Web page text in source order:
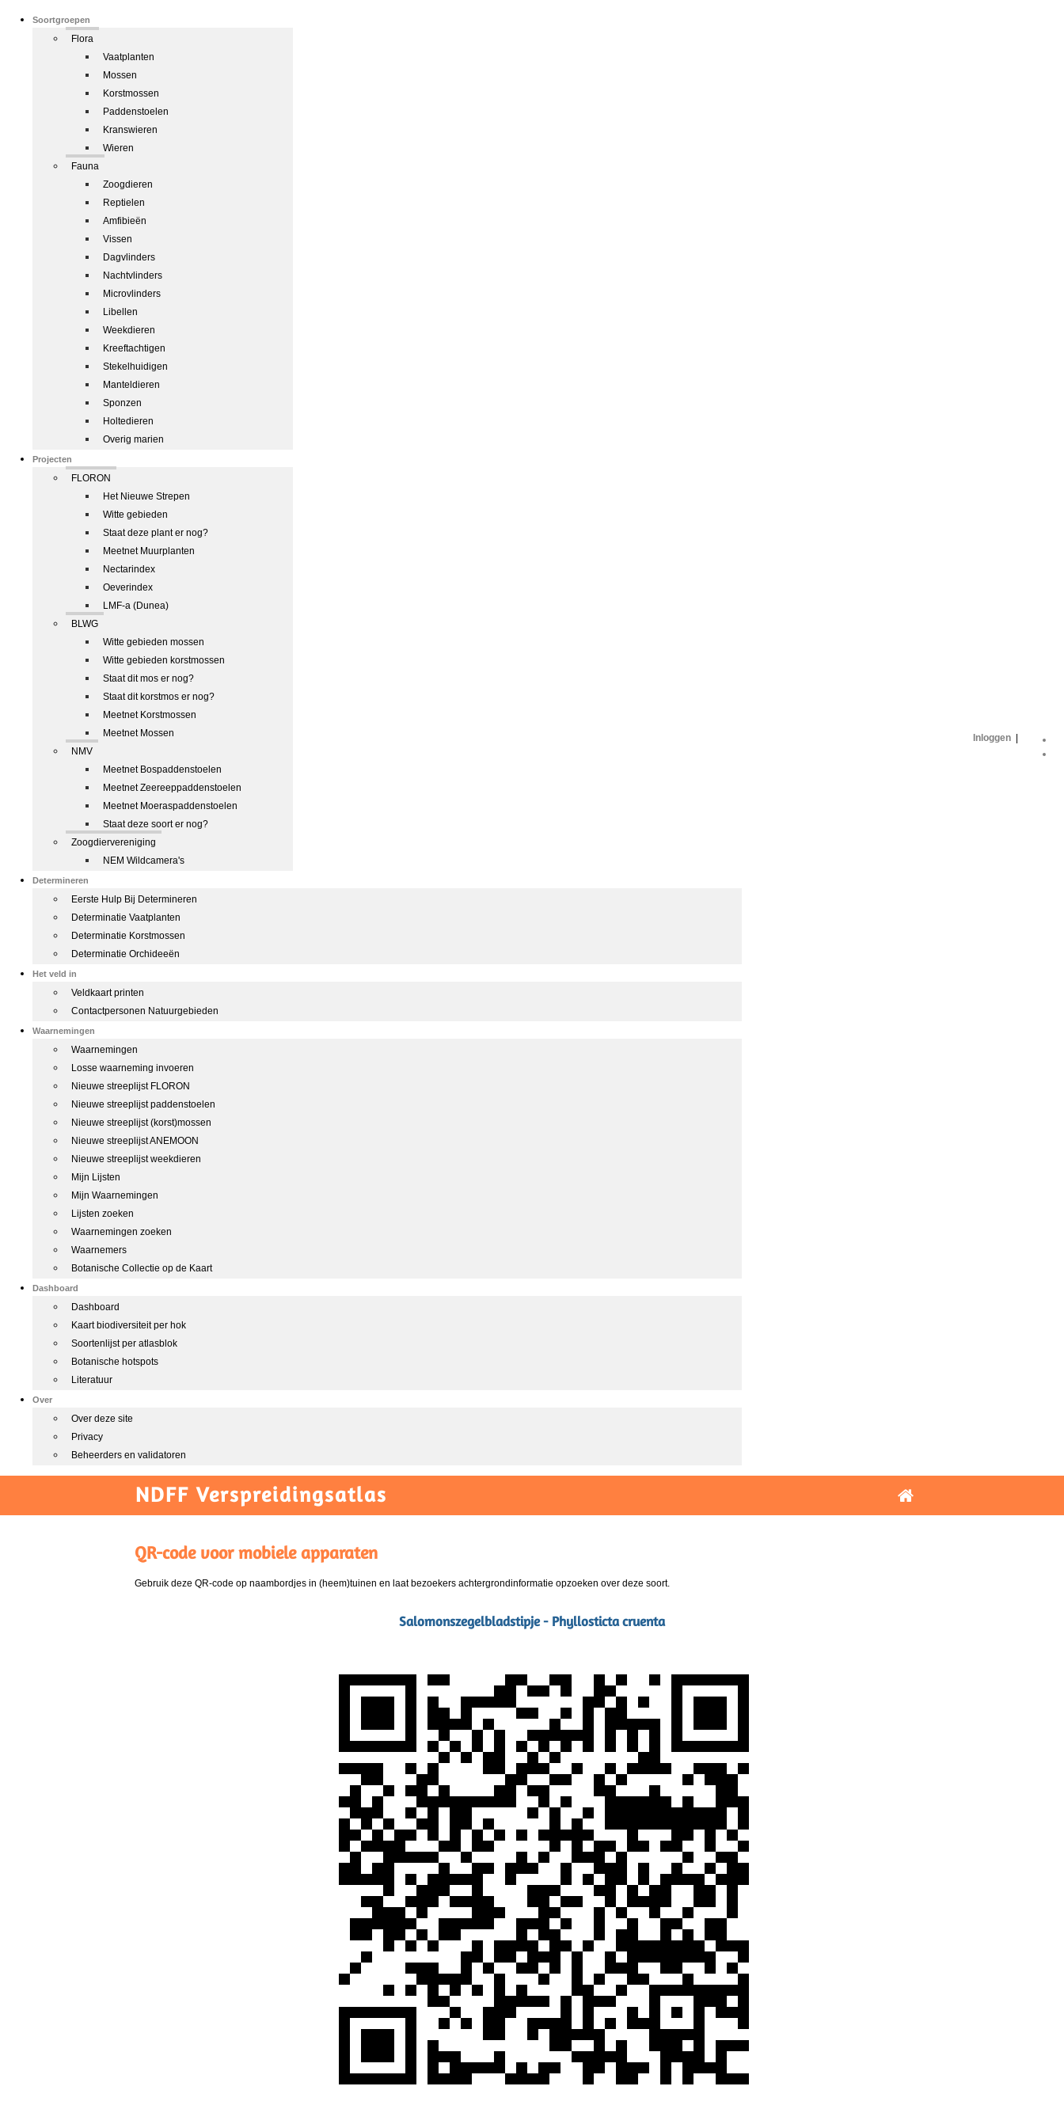
Soortgroepen
Flora
Vaatplanten
Mossen
Korstmossen
Paddenstoelen
Kranswieren
Wieren
Fauna
Zoogdieren
Reptielen
Amfibieën
Vissen
Dagvlinders
Nachtvlinders
Microvlinders
Libellen
Weekdieren
Kreeftachtigen
Stekelhuidigen
Manteldieren
Sponzen
Holtedieren
Overig marien
Projecten
FLORON
Het Nieuwe Strepen
Witte gebieden
Staat deze plant er nog?
Meetnet Muurplanten
Nectarindex
Oeverindex
LMF-a (Dunea)
BLWG
Witte gebieden mossen
Witte gebieden korstmossen
Staat dit mos er nog?
Staat dit korstmos er nog?
Meetnet Korstmossen
Meetnet Mossen
NMV
Meetnet Bospaddenstoelen
Meetnet Zeereeppaddenstoelen
Meetnet Moeraspaddenstoelen
Staat deze soort er nog?
Zoogdiervereniging
NEM Wildcamera's
Determineren
Eerste Hulp Bij Determineren
Determinatie Vaatplanten
Determinatie Korstmossen
Determinatie Orchideeën
Het veld in
Veldkaart printen
Contactpersonen Natuurgebieden
Waarnemingen
Waarnemingen
Losse waarneming invoeren
Nieuwe streeplijst FLORON
Nieuwe streeplijst paddenstoelen
Nieuwe streeplijst (korst)mossen
Nieuwe streeplijst ANEMOON
Nieuwe streeplijst weekdieren
Mijn Lijsten
Mijn Waarnemingen
Lijsten zoeken
Waarnemingen zoeken
Waarnemers
Botanische Collectie op de Kaart
Dashboard
Dashboard
Kaart biodiversiteit per hok
Soortenlijst per atlasblok
Botanische hotspots
Literatuur
Over
Over deze site
Privacy
Beheerders en validatoren
Inloggen
NDFF Verspreidingsatlas
QR-code voor mobiele apparaten
Gebruik deze QR-code op naambordjes in (heem)tuinen en laat bezoekers achtergrondinformatie opzoeken over deze soort.
Salomonszegelbladstipje - Phyllosticta cruenta